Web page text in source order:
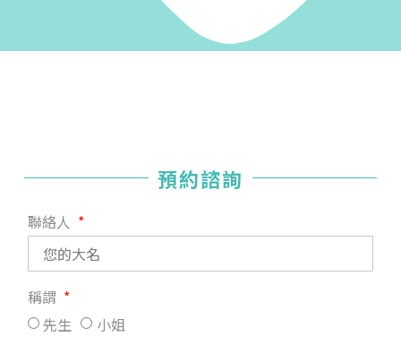
預約諮詢
聯絡人
稱謂
先生
小姐